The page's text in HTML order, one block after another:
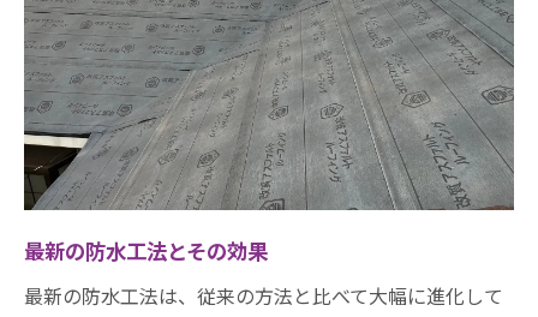
最新の防水工法とその効果
最新の防水工法は、従来の方法と比べて大幅に進化して